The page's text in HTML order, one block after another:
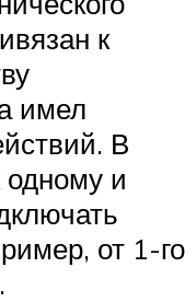
к
имел
В
и
от 1-го